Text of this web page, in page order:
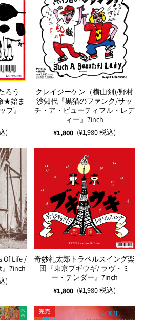
ろう
★始ま
プ』
)
クレイジーケン（横山剣)/野村
沙知代『黒猫のファンク/サッ
チ・ア・ビューティフル・レデ
ィー』7inch
¥1,800 (¥1,980 税込)
Of Life /
』7inch
)
奇妙礼太郎トラベルスイング楽
団『東京ブギウギ/ ラヴ・ミ
ー・テンダー』7inch
¥1,800 (¥1,980 税込)
完売